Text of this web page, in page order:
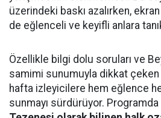
üzerindeki baskı azalırken,
de eğlenceli ve keyifli anlara
Özellikle bilgi dolu soruları ve
samimi sunumuyla dikkat çeken
hafta izleyicilere hem eğlence
sunmayı sürdürüyor.